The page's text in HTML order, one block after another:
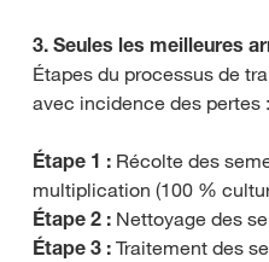
3. Seules les meilleures
Étapes du processus de
avec incidence des pertes :
Étape 1 : Récolte des
multiplication (100 %
Étape 2 : Nettoyage des
Étape 3 : Traitement des